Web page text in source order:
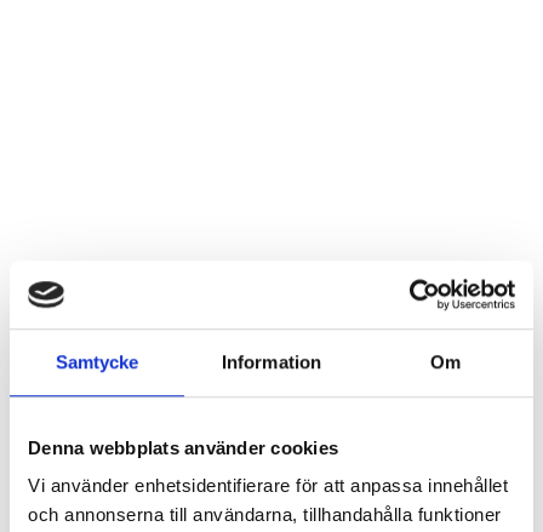
Samtycke Information Om
Denna webbplats använder cookies
Vi använder enhetsidentifierare för att anpassa innehållet
och annonserna till användarna, tillhandahålla funktioner